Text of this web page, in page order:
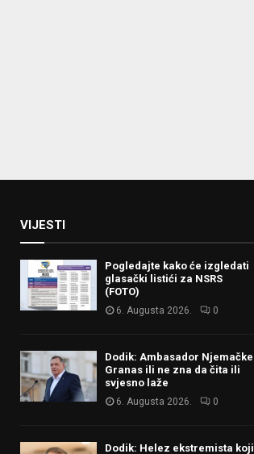
VIJESTI
Pogledajte kako će izgledati
glasački listići za NSRS
(FOTO)
6. Augusta 2026. 0
Dodik: Ambasador Njemačke
Granas ili ne zna da čita ili
svjesno laže
6. Augusta 2026. 0
Dodik: Helez ekstremista koji